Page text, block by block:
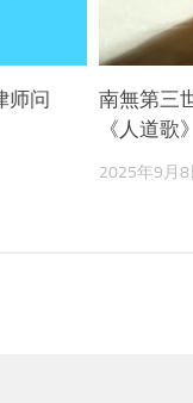
师问
南無第三
《人道歌》
2025年9月8